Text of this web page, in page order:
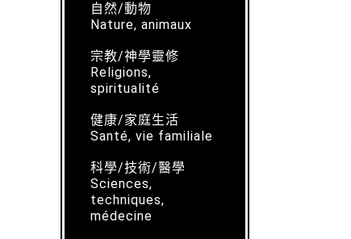
自然/動物
Nature, animaux
宗教/神學靈修
Religions,
spiritualité
健康/家庭生活
Santé, vie familiale
科學/技術/醫學
Sciences,
techniques,
médecine